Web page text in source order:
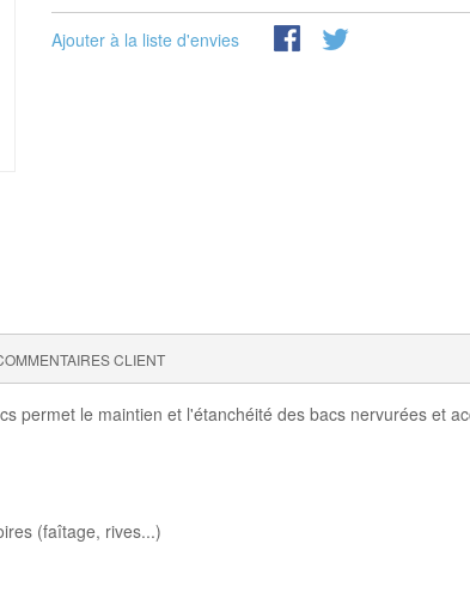
Ajouter à la liste d'envies
CLIENT
permet le maintien et l'étanchéité des bacs nervurées et
(faîtage, rives...)